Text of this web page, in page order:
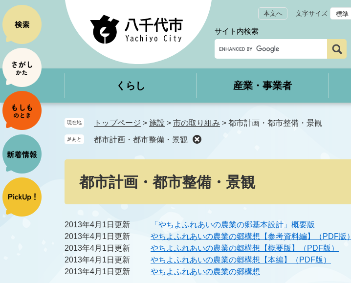
ー
ジ
の
先
頭
で
す
。
ニ
ュ
ー
を
飛
ば
し
て
本
文
本文へ 文字サイズ 標準
サイト内検索
くらし 産業・事業者
現在地 トップページ > 施設 > 市の取り組み > 都市計画・都市整備・景観
足あと 都市計画・都市整備・景観
都市計画・都市整備・景観
2013年4月1日更新
「やちよふれあいの農業の郷基本設計」概要版
2013年4月1日更新
やちよふれあいの農業の郷構想【参考資料編】（PDF版）
2013年4月1日更新
やちよふれあいの農業の郷構想【概要版】（PDF版）
2013年4月1日更新
やちよふれあいの農業の郷構想【本編】（PDF版）
2013年4月1日更新
やちよふれあいの農業の郷構想